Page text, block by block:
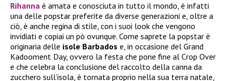
Rihanna è amata e conosciuta in tutto il mondo, è infatti
una delle popstar preferite da diverse generazioni e, oltre a
ciò, è anche regina di stile, con i suoi look che vengono
invidiati e copiai un pò ovunque. Come saprete la popstar è
originaria delle isole Barbados e, in occasione del Grand
Kadooment Day, ovvero la festa che pone fine al Crop Over
e che celebra la conclusione del raccolto della canna da
zucchero sull’isola, è tornata proprio nella sua terra natale,